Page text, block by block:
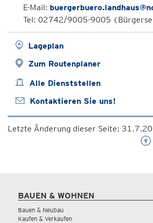
E-Mail:
Tel: 02742/9005-9005
Lageplan
Zum Routenplaner
Alle Dienststellen
Kontaktieren Sie uns!
Letzte Änderung dieser Seite:
BAUEN & WOHNEN
Bauen & Neubau
Kaufen & Verkaufen